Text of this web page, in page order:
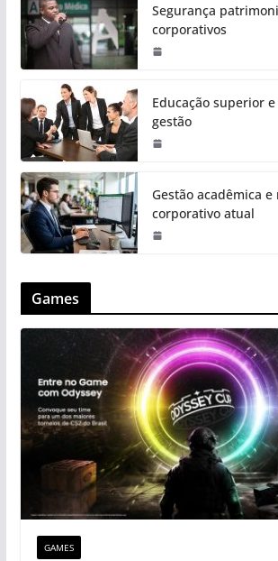
Segurança
corporativos
Educação superior
gestão
Gestão acadêmica e
corporativo atual
Games
GAMES